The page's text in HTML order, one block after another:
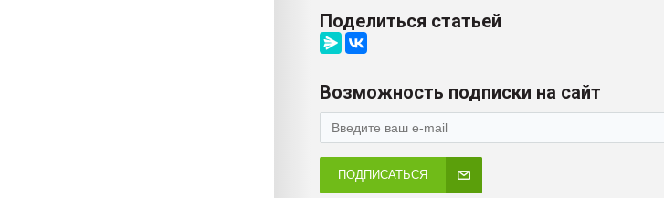
Поделиться статьей
Возможность подписки на сайт
ПОДПИСАТЬСЯ